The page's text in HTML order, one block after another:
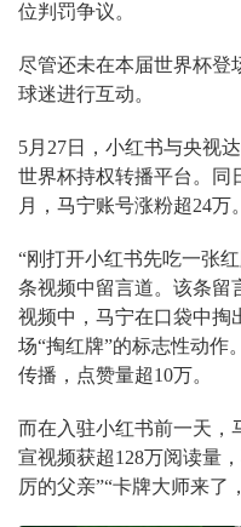
位判罚争议。
尽管还未在本届世界杯登
球迷进行互动。
5月27日，小红书与央视
世界杯持权转播平台。同
月，马宁账号涨粉超24万。
“刚打开小红书先吃一张
条视频中留言道。该条留
视频中，马宁在口袋中掏
场“掏红牌”的标志性动作
传播，点赞量超10万。
而在入驻小红书前一天，
宣视频获超128万阅读量
厉的父亲”“卡牌大师来了